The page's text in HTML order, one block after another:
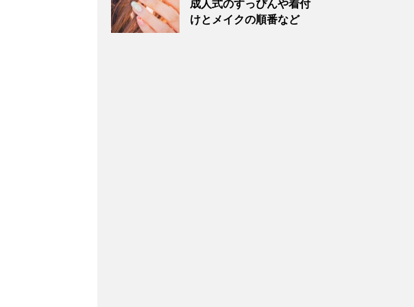
成人式のすっぴんや着付
けとメイクの順番など